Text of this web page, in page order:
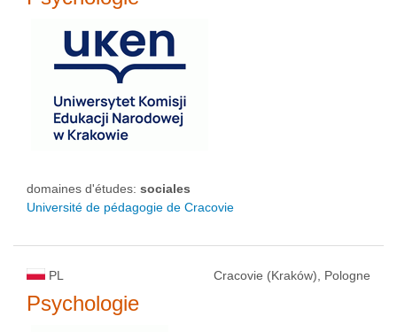
domaines d'études: sociales
Université de pédagogie de Cracovie
PL Cracovie (Kraków), Pologne
Psychologie